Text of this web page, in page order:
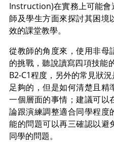
Instruction)在實務上可能會
師及學生方面來探討其困境
效的課堂教學。
從教師的角度來，使用非母
的挑戰，聽說讀寫四項技能
B2-C1程度，另外的常見狀
足夠的，但是如何清楚且精
一個層面的事情；建議可以
論跟演練調整適合同學程度
能的問題可以再三確認以避
同學的問題。